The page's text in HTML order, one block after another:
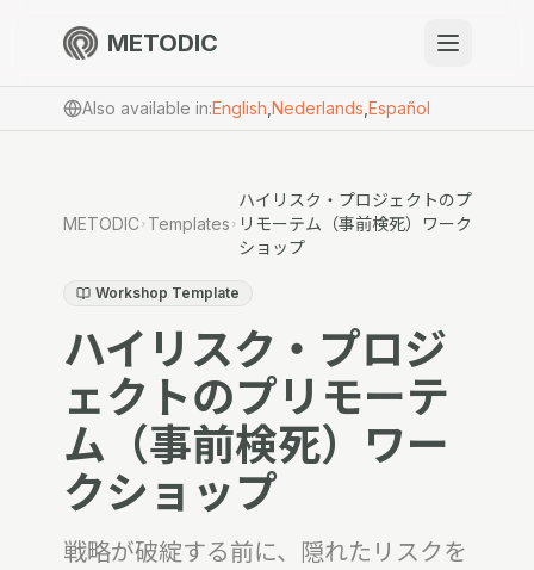
METODIC
When to use
Get Started
EN
Also available in:English Nederlands Español
METODIC Templates
ハイリスク・プロジェクトのプ
リモーテム（事前検死）ワーク
ショップ
Workshop Template
ハイリスク・プロジ
ェクトのプリモーテ
ム（事前検死）ワー
クショップ
戦略が破綻する前に、隠れたリスクを